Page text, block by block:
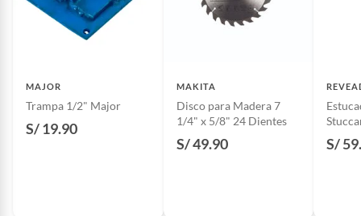
MAJOR
Trampa 1/2" Major
S/ 19.90
MAKITA
Disco para Madera 7
1/4" x 5/8" 24 Dientes
S/ 49.90 S/